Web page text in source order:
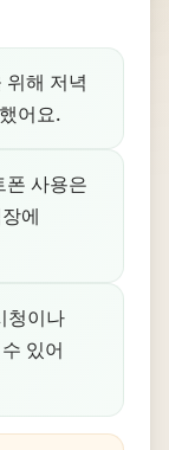
위해 저녁
어요.
폰 사용은
에
청이나
있어